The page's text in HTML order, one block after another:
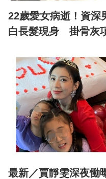
22歲愛女病逝！資深
白長髮現身 掛骨灰
最新／賈靜雯深夜